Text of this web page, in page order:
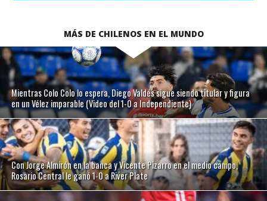
MÁS DE CHILENOS EN EL MUNDO
Mientras Colo Colo lo espera, Diego Valdés sigue siendo titular y figura
en un Vélez imparable (Video del 1-0 a Independiente)
Con Jorge Almirón en la banca y Vicente Pizarro en el medio campo,
Rosario Central le ganó 1-0 a River Plate